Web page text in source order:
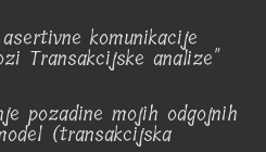
komunikacije
Transakcijske analize"
pozadine mojih odgojnih
(transakcijska